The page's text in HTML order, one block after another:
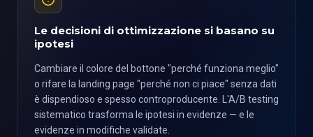
Le decisioni di ottimizzazione si basano su
ipotesi
Cambiare il colore del bottone "perché funziona meglio"
o rifare la landing page "perché non ci piace" senza dati
è dispendioso e spesso controproducente. L'A/B testing
sistematico trasforma le ipotesi in evidenze — e le
evidenze in modifiche validate.